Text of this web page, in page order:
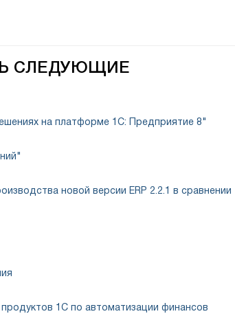
СЛЕДУЮЩИЕ
на платформе 1С: Предприятие 8"
новой версии ERP 2.2.1 в сравнении
1С по автоматизации финансов